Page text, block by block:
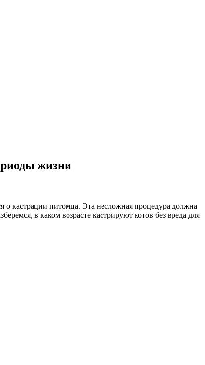
жизни
о кастрации питомца. Эта несложная процедура должна
в каком возрасте кастрируют котов без вреда для